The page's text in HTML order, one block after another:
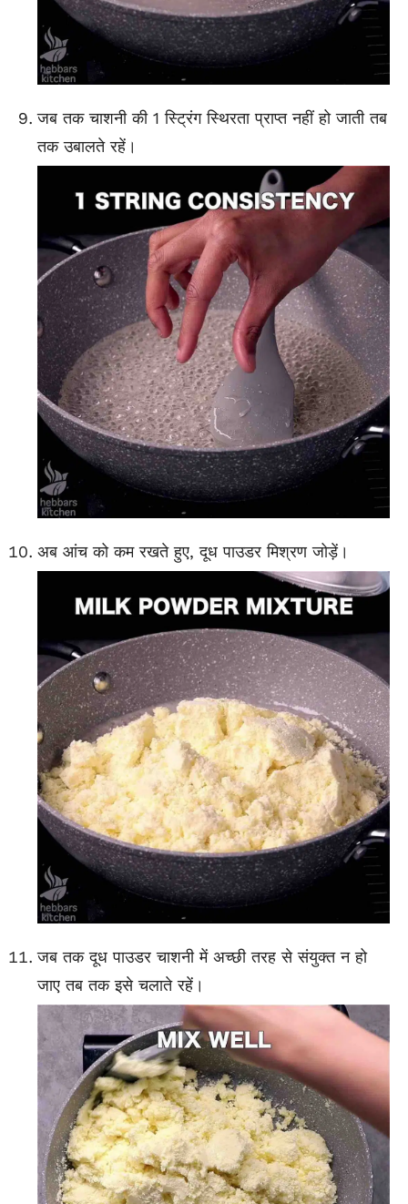
जब तक चाशनी की 1 स्ट्रिंग स्थिरता प्राप्त नहीं हो जाती तब
तक उबालते रहें।
अब आंच को कम रखते हुए, दूध पाउडर मिश्रण जोड़ें।
जब तक दूध पाउडर चाशनी में अच्छी तरह से संयुक्त न हो
जाए तब तक इसे चलाते रहें।